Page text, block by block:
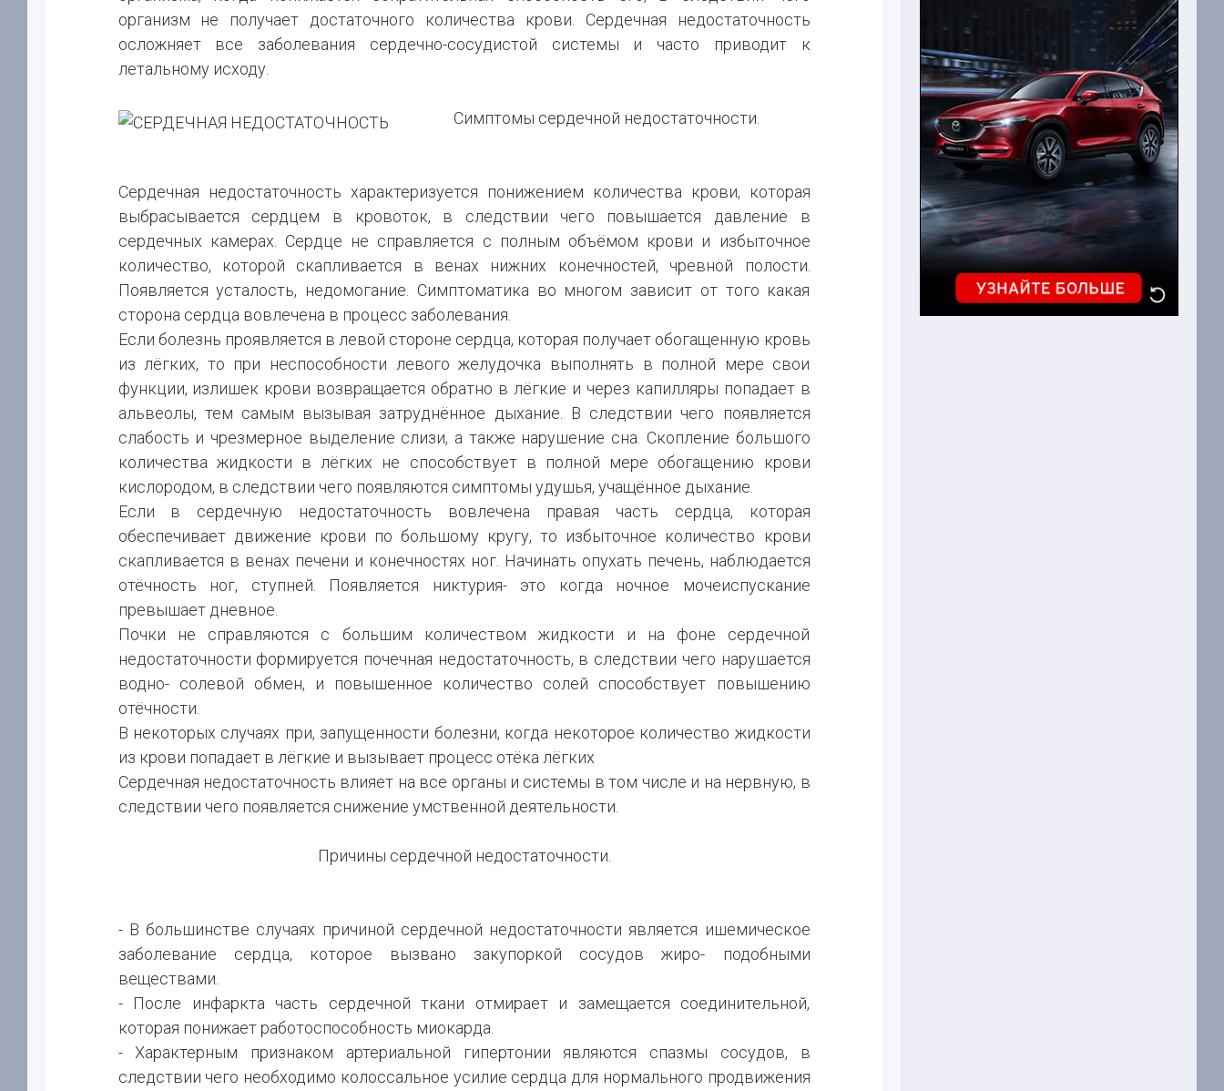
организм не получает достаточного количества крови. Сердечная недостаточность
осложняет все заболевания сердечно-сосудистой системы и часто приводит к
летальному исходу.
Симптомы сердечной недостаточности.
Сердечная недостаточность характеризуется понижением количества крови, которая
выбрасывается сердцем в кровоток, в следствии чего повышается давление в
сердечных камерах. Сердце не справляется с полным объёмом крови и избыточное
количество, которой скапливается в венах нижних конечностей, чревной полости.
Появляется усталость, недомогание. Симптоматика во многом зависит от того какая
сторона сердца вовлечена в процесс заболевания.
Если болезнь проявляется в левой стороне сердца, которая получает обогащенную кровь
из лёгких, то при неспособности левого желудочка выполнять в полной мере свои
функции, излишек крови возвращается обратно в лёгкие и через капилляры попадает в
альвеолы, тем самым вызывая затруднённое дыхание. В следствии чего появляется
слабость и чрезмерное выделение слизи, а также нарушение сна. Скопление большого
количества жидкости в лёгких не способствует в полной мере обогащению крови
кислородом, в следствии чего появляются симптомы удушья, учащённое дыхание.
Если в сердечную недостаточность вовлечена правая часть сердца, которая
обеспечивает движение крови по большому кругу, то избыточное количество крови
скапливается в венах печени и конечностях ног. Начинать опухать печень, наблюдается
отёчность ног, ступней. Появляется никтурия- это когда ночное мочеиспускание
превышает дневное.
Почки не справляются с большим количеством жидкости и на фоне сердечной
недостаточности формируется почечная недостаточность, в следствии чего нарушается
водно- солевой обмен, и повышенное количество солей способствует повышению
отёчности.
В некоторых случаях при, запущенности болезни, когда некоторое количество жидкости
из крови попадает в лёгкие и вызывает процесс отёка лёгких
Сердечная недостаточность влияет на все органы и системы в том числе и на нервную, в
следствии чего появляется снижение умственной деятельности.
Причины сердечной недостаточности.
- В большинстве случаях причиной сердечной недостаточности является ишемическое
заболевание сердца, которое вызвано закупоркой сосудов жиро- подобными
веществами.
- После инфаркта часть сердечной ткани отмирает и замещается соединительной,
которая понижает работоспособность миокарда.
- Характерным признаком артериальной гипертонии являются спазмы сосудов, в
следствии чего необходимо колоссальное усилие сердца для нормального продвижения
системы
Анемии
Боли